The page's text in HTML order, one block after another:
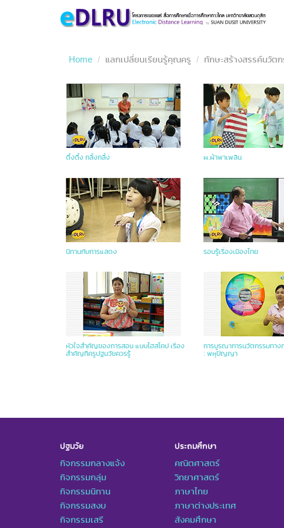
Home แลกเปลี่ยนเรียนรู้คุณครู ทักษะสร้างสรรค์นวัต
ดึ๋งดึ๋ง กลิ้งกลิ้ง ผ.ผ้าพาเพลิน
นิทานกับการแสดง รอบรู้เรื่องเมืองไทย
หัวใจสำคัญของการสอน แบบไฮสโคป เรื่อง
สำคัญที่ครูปฐมวัยควรรู้
การบูรณาการนวัตกรรมทาง
: พหุปัญญา
ปฐมวัย
กิจกรรมกลางแจ้ง
กิจกรรมกลุ่ม
กิจกรรมนิทาน
กิจกรรมสงบ
กิจกรรมเสรี
ประถมศึกษา
คณิตศาสตร์
วิทยาศาสตร์
ภาษาไทย
ภาษาต่างประเทศ
สังคมศึกษา